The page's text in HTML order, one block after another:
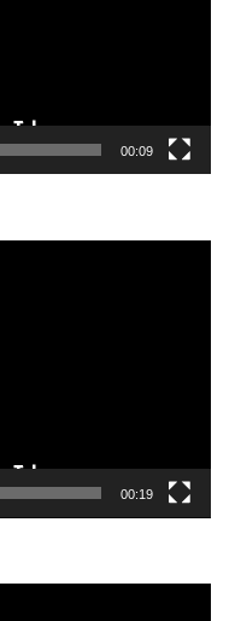
00:09
00:19